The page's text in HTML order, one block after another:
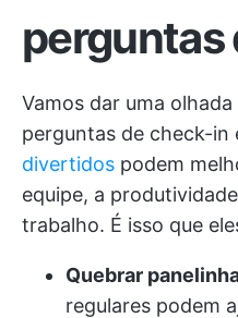
perguntas
Vamos dar uma
perguntas de check-in
divertidos podem
equipe, a
trabalho. É isso que
Quebrar
regulares podem